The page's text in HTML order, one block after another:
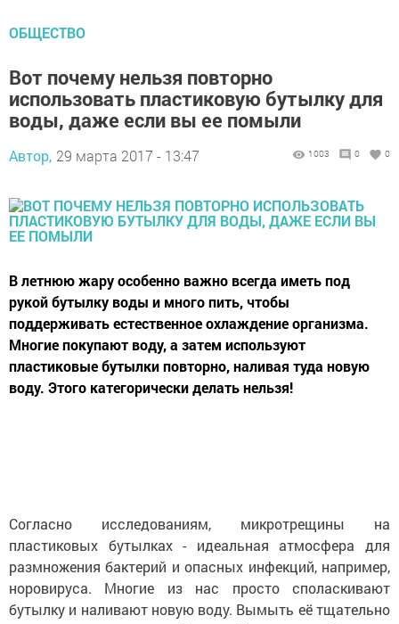
ОБЩЕСТВО
Вот почему нельзя повторно
использовать пластиковую бутылку для
воды, даже если вы ее помыли
Автор, 29 марта 2017 - 13:47 1003 0 0
В летнюю жару особенно важно всегда иметь под
рукой бутылку воды и много пить, чтобы
поддерживать естественное охлаждение организма.
Многие покупают воду, а затем используют
пластиковые бутылки повторно, наливая туда новую
воду. Этого категорически делать нельзя!
Согласно исследованиям, микротрещины на
пластиковых бутылках - идеальная атмосфера для
размножения бактерий и опасных инфекций, например,
норовируса. Многие из нас просто споласкивают
бутылку и наливают новую воду. Вымыть её тщательно